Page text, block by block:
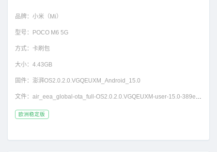
品牌： 小米（Mi）
型号： POCO M6 5G
方式： 卡刷包
大小： 4.43GB
固件： 澎湃OS2.0.2.0.VGQEUXM_Android_15.0
文件： air_eea_global-ota_full-OS2.0.2.0.VGQEUXM-user-15.0-389e815895.zip
欧洲稳定版